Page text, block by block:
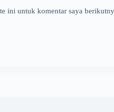
ini untuk komentar saya